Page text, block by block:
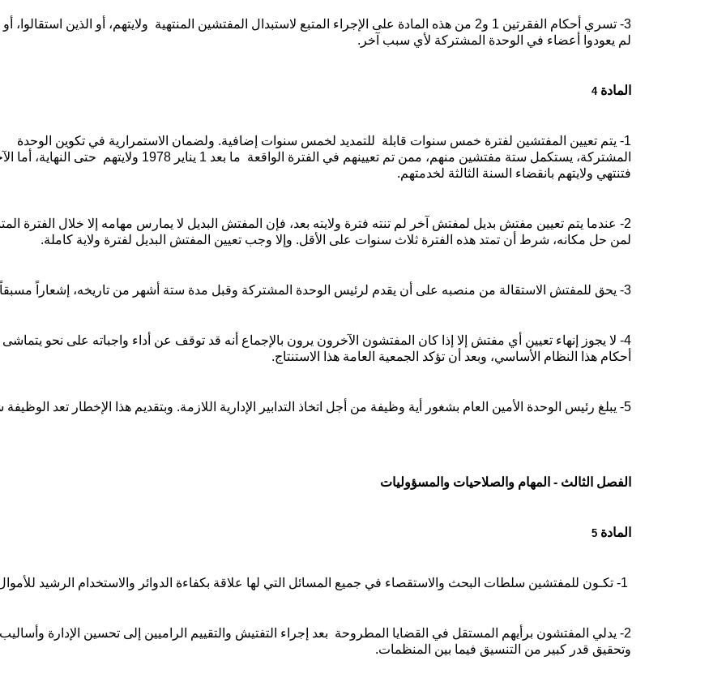
3- تسري أحكام الفقرتين 1 و2 من هذه المادة على الإجراء المتبع لاستبدال المفتشين المنتهية ولايتهم، أو الذين استقالوا،
لم يعودوا أعضاء في الوحدة المشتركة لأي سبب آخر.
المادة4
1- يتم تعيين المفتشين لفترة خمس سنوات قابلة للتمديد لخمس سنوات إضافية. ولضمان الاستمرارية في تكوين الوحدة
المشتركة، يستكمل ستة مفتشين منهم،
ممن تم تعيينهم في الفترة الواقعة ما بعد 1 يناير 1978 ولايتهم حتى
فتنتهي ولايتهم بانقضاء السنة الثالثة لخدمتهم.
2- عندما يتم تعيين مفتش بديل لمفتش آخر لم تنته فترة ولايته بعد، فإن المفتش البديل لا يمارس مهامه إلا خلال الفترة
لمن حل مكانه، شرط أن تمتد هذه الفترة ثلاث سنوات على الأقل. وإلا وجب تعيين المفتش البديل لفترة ولاية كاملة.
3- يحق للمفتش الاستقالة من منصبه على أن يقدم لرئيس الوحدة المشتركة وقبل مدة ستة أشهر من تاريخه، إشعاراً مسبقاً بذلك.
4- لا يجوز إنهاء تعيين أي مفتش إلا إذا كان المفتشون الآخرون يرون بالإجماع أنه قد توقف عن أداء واجباته
على نحو
أحكام هذا النظام الأساسي، وبعد أن تؤكد الجمعية العامة هذا الاستنتاج.
5- يبلغ رئيس الوحدة الأمين العام بشغور أية وظيفة من أجل اتخاذ التدابير الإدارية اللازمة. وبتقديم هذا الإخطار تعد الوظيفة شاغرة.
الفصل الثالث - المهام والصلاحيات والمسؤوليات
المادة 5
2- يدلي المفتشون برأيهم المستقل في القضايا المطروحة بعد إجراء التفتيش والتقييم الراميين إلى تحسين الإدارة
وتحقيق قدر كبير من التنسيق فيما بين المنظمات.